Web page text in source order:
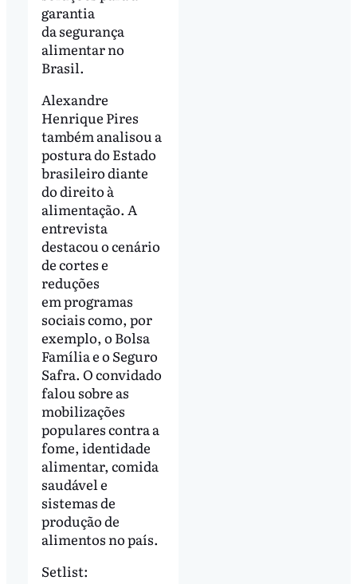
garantia
da segurança
alimentar no
Brasil.
Alexandre
Henrique Pires
também analisou a
postura do Estado
brasileiro diante
do direito à
alimentação. A
entrevista
destacou o cenário
de cortes e
reduções
em programas
sociais como, por
exemplo, o Bolsa
Família e o Seguro
Safra. O convidado
falou sobre as
mobilizações
populares contra a
fome, identidade
alimentar, comida
saudável e
sistemas de
produção de
alimentos no país.
Setlist: